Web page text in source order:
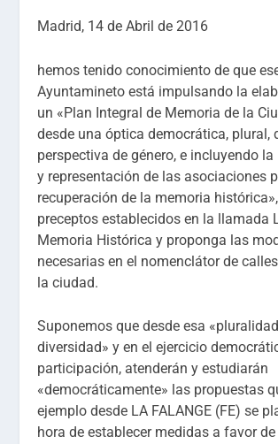
Madrid, 14 de Abril de 2016
hemos tenido conocimiento de que
Ayuntamineto está impulsando la
un «Plan Integral de Memoria de la
desde una óptica democrática, plural,
perspectiva de género, e incluyendo
y representación de las asociaciones
recuperación de la memoria
preceptos establecidos en la llamada
Memoria Histórica y proponga las
necesarias en el nomenclátor de
la ciudad.
Suponemos que desde esa
diversidad» y en el ejercicio
participación, atenderán y estudiarán
«democráticamente» las propuestas
ejemplo desde LA FALANGE (FE) se
hora de establecer medidas a favor